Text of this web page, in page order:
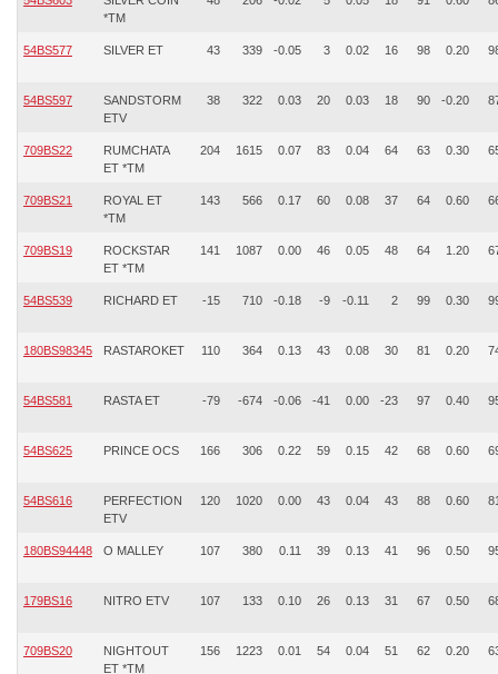
*TM
54BS577 SILVER ET 43 339 -0.05 3 0.02 16 98 0.20
54BS597
SANDSTORM
ETV
38 322 0.03 20 0.03 18 90 -0.20
709BS22
RUMCHATA
ET *TM
204 1615 0.07 83 0.04 64 63 0.30
709BS21
ROYAL ET
*TM
143 566 0.17 60 0.08 37 64 0.60
709BS19
ROCKSTAR
ET *TM
141 1087 0.00 46 0.05 48 64 1.20
54BS539 RICHARD ET -15 710 -0.18 -9 -0.11 2 99 0.30
180BS98345 RASTAROKET 110 364 0.13 43 0.08 30 81 0.20
54BS581 RASTA ET -79 -674 -0.06 -41 0.00 -23 97 0.40
54BS625 PRINCE OCS 166 306 0.22 59 0.15 42 68 0.60
54BS616
PERFECTION
ETV
120 1020 0.00 43 0.04 43 88 0.60
180BS94448 O MALLEY 107 380 0.11 39 0.13 41 96 0.50
179BS16 NITRO ETV 107 133 0.10 26 0.13 31 67 0.50
709BS20
NIGHTOUT
ET *TM
156 1223 0.01 54 0.04 51 62 0.20